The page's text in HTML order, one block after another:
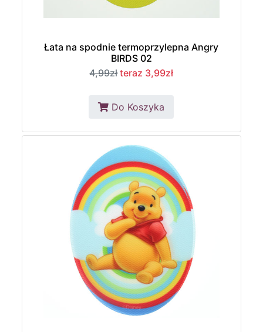
Łata na spodnie termoprzylepna Angry
BIRDS 02
4,99zł teraz 3,99zł
Do Koszyka